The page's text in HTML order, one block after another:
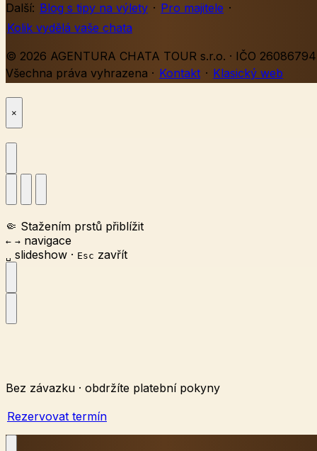
Další: Blog s tipy na výlety · Pro majitele ·
Kolik vydělá vaše chata
© 2026 AGENTURA CHATA TOUR s.r.o. · IČO 26086794
Všechna práva vyhrazena · Kontakt · Klasický web
×
🤏 Stažením prstů přiblížit
← → navigace
␣ slideshow · Esc zavřít
Bez závazku · obdržíte platební pokyny
Rezervovat termín